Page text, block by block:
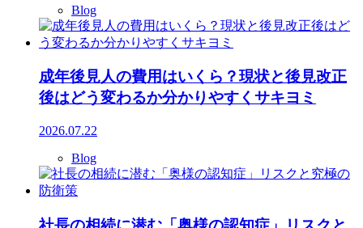
Blog
成年後見人の費用はいくら？現状と後見改正
後はどう変わるか分かりやすくサキヨミ
2026.07.22
Blog